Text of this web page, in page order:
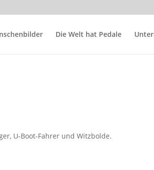
Die Welt hat Pedale
U-Boot-Fahrer und Witzbolde.